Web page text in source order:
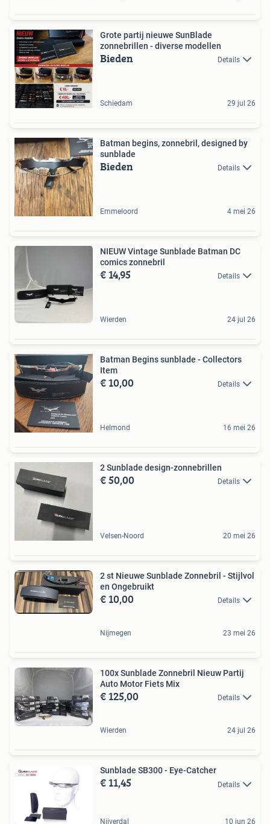
Grote partij nieuwe SunBlade
zonnebrillen - diverse modellen
Bieden Details
Schiedam 29 jul 26
Batman begins, zonnebril, designed by
sunblade
Bieden Details
Emmeloord 4 mei 26
NIEUW Vintage Sunblade Batman DC
comics zonnebril
€ 14,95 Details
Wierden 24 jul 26
Batman Begins sunblade - Collectors
Item
€ 10,00 Details
Helmond 16 mei 26
2 Sunblade design-zonnebrillen
€ 50,00 Details
Velsen-Noord 20 mei 26
2 st Nieuwe Sunblade Zonnebril - Stijlvol
en Ongebruikt
€ 10,00 Details
Nijmegen 23 mei 26
100x Sunblade Zonnebril Nieuw Partij
Auto Motor Fiets Mix
€ 125,00 Details
Wierden 24 jul 26
Sunblade SB300 - Eye-Catcher
€ 11,45 Details
Nijverdal 10 jun 26